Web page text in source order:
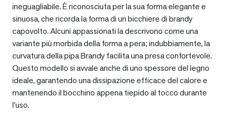
ineguagliabile. È riconosciuta per la sua forma elegante e
sinuosa, che ricorda la forma di un bicchiere di brandy
capovolto. Alcuni appassionati la descrivono come una
variante più morbida della forma a pera; indubbiamente, la
curvatura della pipa Brandy facilita una presa confortevole.
Questo modello si avvale anche di uno spessore del legno
ideale, garantendo una dissipazione efficace del calore e
mantenendo il bocchino appena tiepido al tocco durante
l’uso.